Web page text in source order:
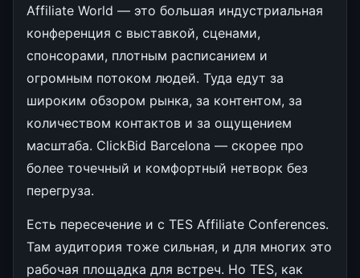
Affiliate World — это большая индустриальная
конференция с выставкой, сценами,
спонсорами, плотным расписанием и
огромным потоком людей. Туда едут за
широким обзором рынка, за контентом, за
количеством контактов и за ощущением
масштаба. ClickBid Barcelona — скорее про
более точечный и комфортный нетворк без
перегруза.
Есть пересечение и с TES Affiliate Conferences.
Там аудитория тоже сильная, и для многих это
рабочая площадка для встреч. Но TES, как